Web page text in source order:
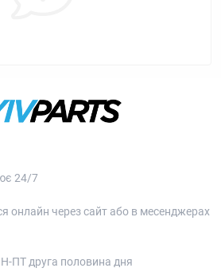
24/7
онлайн через сайт або в месенджерах
ПТ друга половина дня